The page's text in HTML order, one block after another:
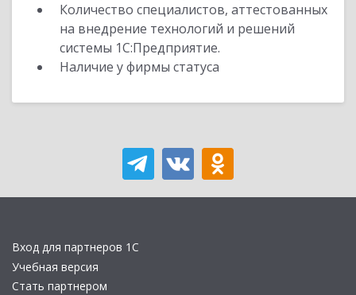
Количество специалистов, аттестованных
на внедрение технологий и решений
системы 1С:Предприятие.
Наличие у фирмы статуса
Вход для партнеров 1С
Учебная версия
Стать партнером